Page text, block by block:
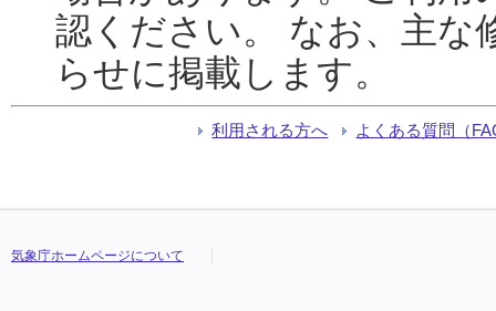
認ください。 なお、主な
らせに掲載します。
利用される方へ よくある質問（
気象庁ホームページについて